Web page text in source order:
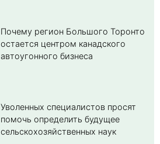
Почему регион Большого Торонто
остается центром канадского
автоугонного бизнеса
Уволенных специалистов просят
помочь определить будущее
сельскохозяйственных наук